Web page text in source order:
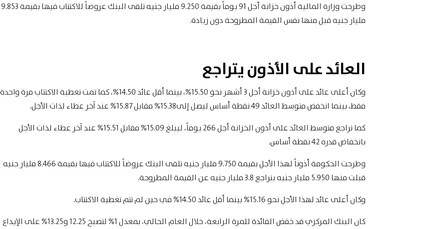
وطرحت وزارة المالية أذون خزانة أجل 91 يوماً بقيمة 9.250 مليار جنيه تلقى البنك عروضاً للاكتتاب فيها بقيمة 9.853
مليار جنيه قبل منها نفس القيمة المطروحة دون زيادة.
العائد على الأذون يتراجع
وكان أعلى عائد على أذون خزانة أجل 3 أشهر نحو 15.50%، بينما أقل عائد 14.50%، كما تمت تغطية اﻻكتتاب مرة واحدة
فقط، بينما انخفض متوسط العائد 49 نقطة أساس ليصل إلى15.38% مقابل 15.87% عند آخر عطاء لذات الأجل.
كما تراجع متوسط العائد على أذون الخزانة أجل 266 يوماً، ليبلغ 15.09% مقابل 15.51% عند آخر عطاء لذات الأجل
بانخفاض قدره 42 نقطة أساس.
وطرحت الحكومة أذوناً لهذا الأجل بقيمة 9.750 مليار جنيه تلقى البنك عروضاً للاكتتاب فيها بقيمة 8.466 مليار جنيه
قبلت منها 5.950 مليار جنيه بتراجع 3.8 مليار جنيه عن القيمة المطروحة.
وكان أعلى عائد لهذا الأجل نحو 15.16% بينما أقل عائد 14.50% في حين لم تتم تغطية الاكتتاب.
كان البنك المركزي قد خفض الفائدة للمرة الرابعة، خلال العام الحالي، بمعدل 1% لتصبح 12.25 و13.25% على الإيداع